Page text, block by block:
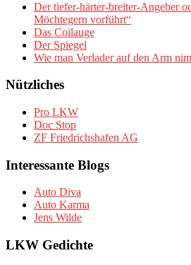
Der tiefer-härter-breiter-Angeber
Möchtegern vorführt“
Das Coilauge
Der Spiegel
Wie man Verlader auf den Arm
Nützliches
Pro LKW
Doc Stop
ZF Friedrichshafen AG
Interessante Blogs
Auto Diva
Auto Karma
Jens Wilde
LKW Gedichte